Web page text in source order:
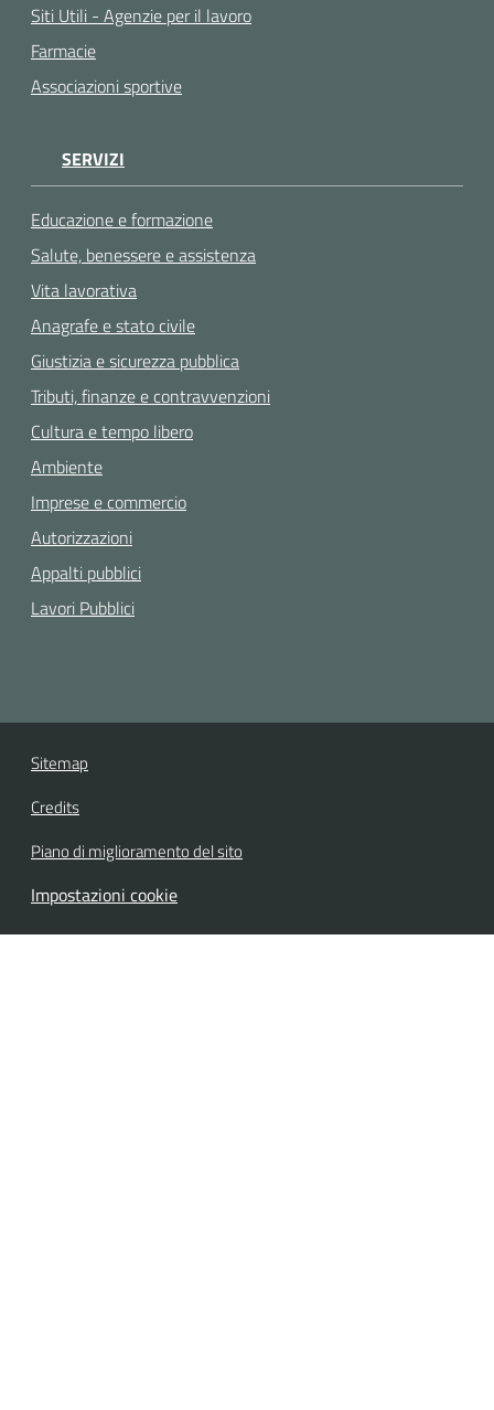
Siti Utili - Agenzie per il lavoro
Farmacie
Associazioni sportive
SERVIZI
Educazione e formazione
Salute, benessere e assistenza
Vita lavorativa
Anagrafe e stato civile
Giustizia e sicurezza pubblica
Tributi, finanze e contravvenzioni
Cultura e tempo libero
Ambiente
Imprese e commercio
Autorizzazioni
Appalti pubblici
Lavori Pubblici
Sitemap
Credits
Piano di miglioramento del sito
Impostazioni cookie